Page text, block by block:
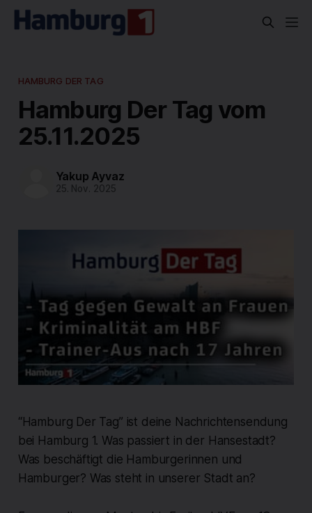
HAMBURG DER TAG
Hamburg Der Tag vom
25.11.2025
Yakup Ayvaz
25. Nov. 2025
“Hamburg Der Tag” ist deine Nachrichtensendung
bei Hamburg 1. Was passiert in der Hansestadt?
Was beschäftigt die Hamburgerinnen und
Hamburger? Was steht in unserer Stadt an?